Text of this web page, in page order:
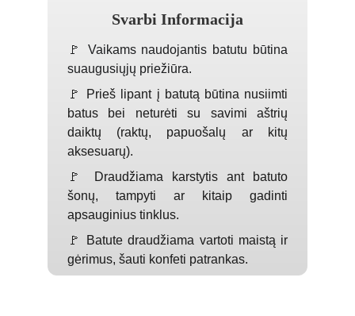
Svarbi Informacija
🚩 Vaikams naudojantis batutu būtina
suaugusiųjų priežiūra.
🚩 Prieš lipant į batutą būtina nusiimti
batus bei neturėti su savimi aštrių
daiktų (raktų, papuošalų ar kitų
aksesuarų).
🚩 Draudžiama karstytis ant batuto
šonų, tampyti ar kitaip gadinti
apsauginius tinklus.
🚩 Batute draudžiama vartoti maistą ir
gėrimus, šauti konfeti patrankas.